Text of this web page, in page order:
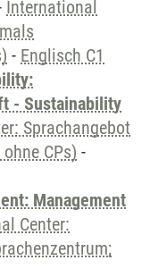
International
- Englisch C1
- Sustainability
Sprachangebot
CPs) -
Management
Center: